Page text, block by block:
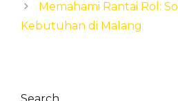
Memahami Rantai Rol:
Kebutuhan di Malang